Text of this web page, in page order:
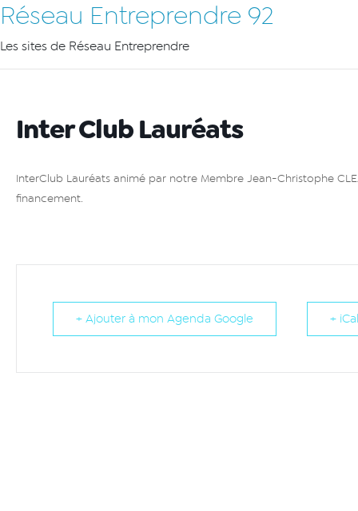
Réseau Entreprendre 92
Les sites de Réseau Entreprendre
Inter Club Lauréats
InterClub Lauréats animé par notre Membre Jean-Christophe
financement.
+ Ajouter à mon Agenda Google +